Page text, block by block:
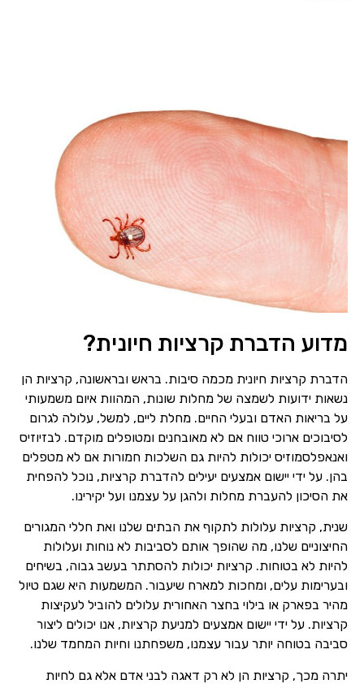
מדוע הדברת קרציות חיונית?
הדברת קרציות חיונית מכמה סיבות. בראש ובראשונה, קרציות הן
נשאות ידועות לשמצה של מחלות שונות, המהוות איום משמעותי
על בריאות האדם ובעלי החיים. מחלת ליים, למשל, עלולה לגרום
לסיבוכים ארוכי טווח אם לא מאובחנים ומטופלים מוקדם. לבזיוזיס
ואנאפלסמוזיס יכולות להיות גם השלכות חמורות אם לא מטפלים
בהן. על ידי יישום אמצעים יעילים להדברת קרציות, נוכל להפחית
את הסיכון להעברת מחלות ולהגן על עצמנו ועל יקירינו.
שנית, קרציות עלולות לתקוף את הבתים שלנו ואת חללי המגורים
החיצוניים שלנו, מה שהופך אותם לסביבות לא נוחות ועלולות
להיות לא בטוחות. קרציות יכולות להסתתר בעשב גבוה, בשיחים
ובערימות עלים, ומחכות למארח שיעבור. המשמעות היא שגם טיול
מהיר בפארק או בילוי בחצר האחורית עלולים להוביל לעקיצות
קרציות. על ידי יישום אמצעים למניעת קרציות, אנו יכולים ליצור
סביבה בטוחה יותר עבור עצמנו, משפחתנו וחיות המחמד שלנו.
יתרה מכך, קרציות הן לא רק דאגה לבני אדם אלא גם לחיות